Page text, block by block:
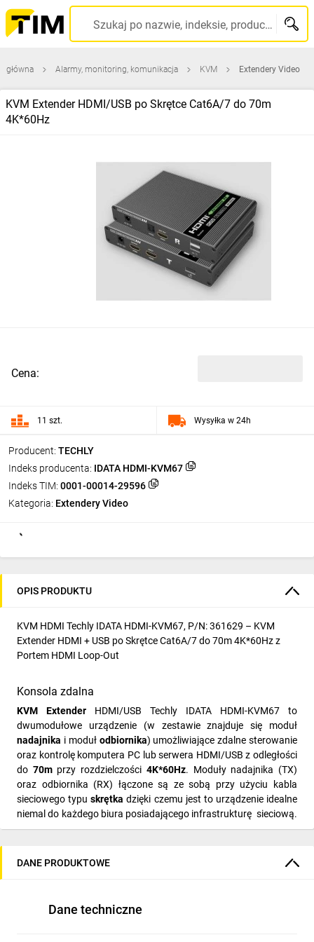
Szukaj po nazwie, indeksie, producencie, kodzie kreskowym...
główna Alarmy, monitoring, komunikacja KVM Extendery Video
KVM Extender HDMI/USB po Skrętce Cat6A/7 do 70m
4K*60Hz
Producent: TECHLY
Indeks producenta: IDATA HDMI-KVM67
Indeks TIM: 0001-00014-29596
Kategoria: Extendery Video
Cena:
11 szt. Wysyłka w 24h
OPIS PRODUKTU
KVM HDMI Techly IDATA HDMI-KVM67, P/N: 361629 – KVM
Extender HDMI + USB po Skrętce Cat6A/7 do 70m 4K*60Hz z
Portem HDMI Loop-Out
Konsola zdalna
KVM Extender HDMI/USB Techly IDATA HDMI-KVM67 to
dwumodułowe urządzenie (w zestawie znajduje się moduł
nadajnika i moduł odbiornika) umożliwiające zdalne sterowanie
oraz kontrolę komputera PC lub serwera HDMI/USB z odległości
do 70mprzy rozdzielczości 4K*60Hz. Moduły nadajnika (TX)
oraz odbiornika (RX) łączone są ze sobą przy użyciu kabla
sieciowego typuskrętka dzięki czemu jest to urządzenie idealne
niemal do każdego biura posiadającego infrastrukturę sieciową.
KVM Extender HDMI/USB Techly gwarantuje więc wygodną
w biurze.
KVM Extender Techly IDATA HDMI-KVM67 współpracuje z
DANE PRODUKTOWE
Dane techniczne